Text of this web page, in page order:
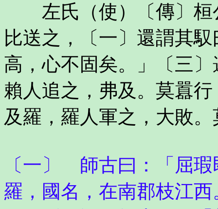
左氏（使）〔傳〕桓
比送之，〔一〕還謂其
高，心不固矣。」〔三
賴人追之，弗及。莫囂
及羅，羅人軍之，大敗
〔一〕 師古曰：「屈
羅，國名，在南郡枝江西